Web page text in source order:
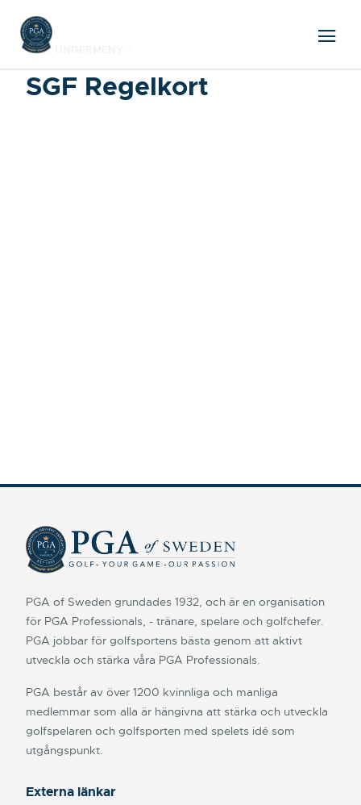
VISA UNDERMENY
SGF Regelkort
PGA of Sweden grundades 1932, och är en organisation
för PGA Professionals, - tränare, spelare och golfchefer.
PGA jobbar för golfsportens bästa genom att aktivt
utveckla och stärka våra PGA Professionals.
PGA består av över 1200 kvinnliga och manliga
medlemmar som alla är hängivna att stärka och utveckla
golfspelaren och golfsporten med spelets idé som
utgångspunkt.
Externa länkar